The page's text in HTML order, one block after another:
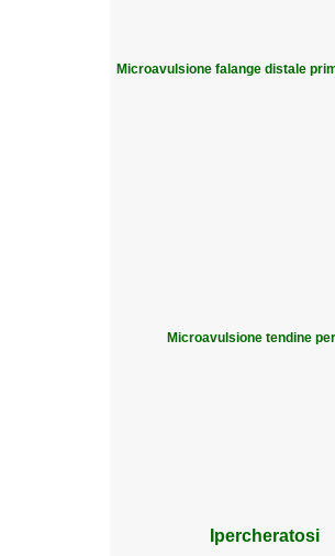
Microavulsione falange distale
Microavulsione tendine
Ipercheratosi